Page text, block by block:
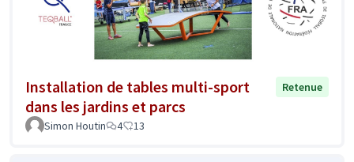
Installation de tables multi-sport
dans les jardins et parcs
Retenue
Simon Houtin 4 13